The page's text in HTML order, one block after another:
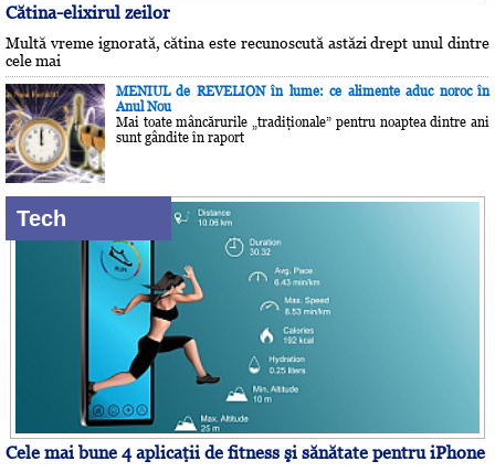
Cătina-elixirul zeilor
Multă vreme ignorată, cătina este recunoscută astăzi drept unul dintre
cele mai
MENIUL de REVELION în lume: ce alimente aduc noroc în
Anul Nou
Mai toate mâncărurile „tradiţionale” pentru noaptea dintre ani
sunt gândite în raport
Tech
Cele mai bune 4 aplicaţii de fitness şi sănătate pentru iPhone